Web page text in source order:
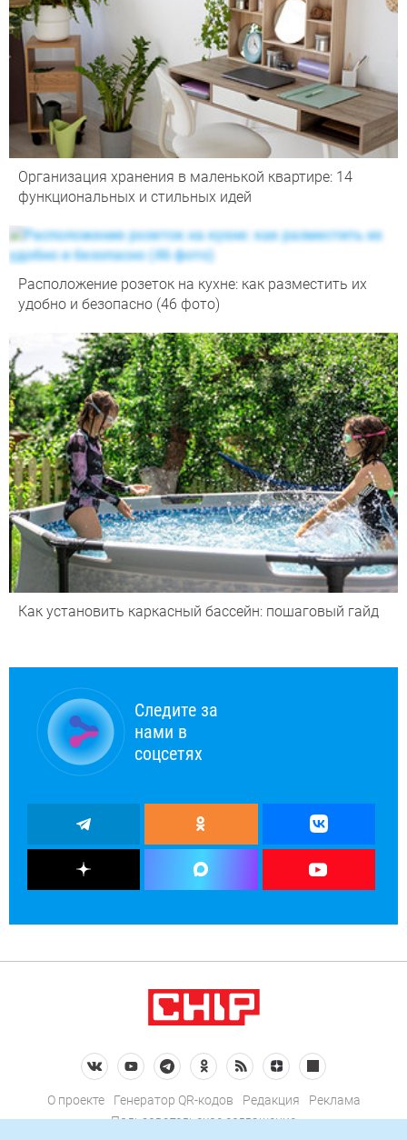
Организация хранения в маленькой квартире: 14
функциональных и стильных идей
Расположение розеток на кухне: как разместить их
удобно и безопасно (46 фото)
Как установить каркасный бассейн: пошаговый гайд
Следите за
нами в
соцсетях
О проекте Генератор QR-кодов Редакция
Реклама
Пользовательское соглашение